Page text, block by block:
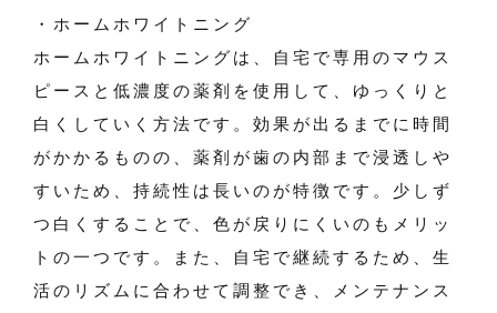
・ホームホワイトニング
ホームホワイトニングは、自宅で専用のマウス
ピースと低濃度の薬剤を使用して、ゆっくりと
白くしていく方法です。効果が出るまでに時間
がかかるものの、薬剤が歯の内部まで浸透しや
すいため、持続性は長いのが特徴です。少しず
つ白くすることで、色が戻りにくいのもメリッ
トの一つです。また、自宅で継続するため、生
活のリズムに合わせて調整でき、メンテナンス